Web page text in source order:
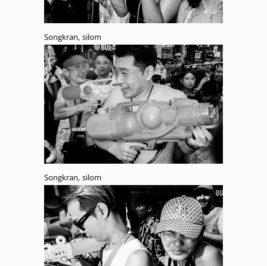
Songkran, silom
Songkran, silom